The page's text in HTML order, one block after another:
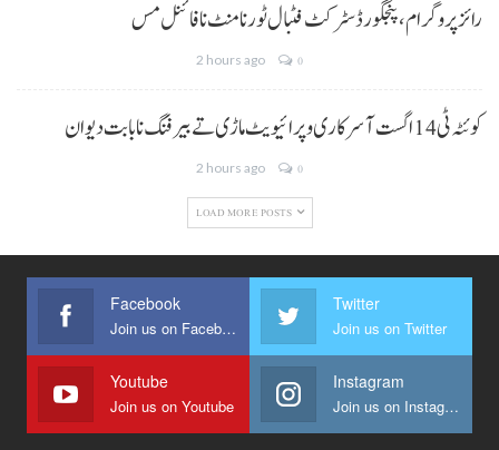
رائز پروگرام، پنجگور ڈسٹرکٹ فٹبال ٹورنامنٹ نا فائنل مس
2 hours ago 0
کوئٹہ ٹی 14 اگست آ سرکاری و پرائیویٹ ماڑی تے بیرفنگ نا بابت دیوان
2 hours ago 0
LOAD MORE POSTS
Facebook
Join us on Facebook
Twitter
Join us on Twitter
Youtube
Join us on Youtube
Instagram
Join us on Instagram